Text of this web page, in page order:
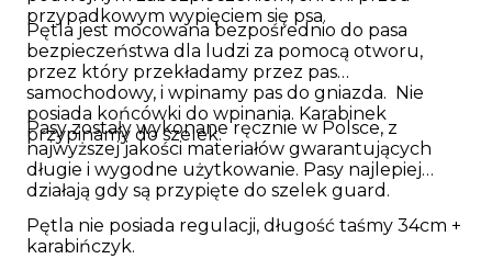
przypadkowym wypięciem się psa.
Pętla jest mocowana bezpośrednio do pasa
bezpieczeństwa dla ludzi za pomocą otworu,
przez który przekładamy przez pas
samochodowy, i wpinamy pas do gniazda. Nie
posiada końcówki do wpinania. Karabinek
przypinamy do szelek.
Pasy zostały wykonane ręcznie w Polsce, z
najwyższej jakości materiałów gwarantujących
długie i wygodne użytkowanie. Pasy najlepiej
działają gdy są przypięte do szelek guard.
Pętla nie posiada regulacji, długość taśmy 34cm +
karabińczyk.